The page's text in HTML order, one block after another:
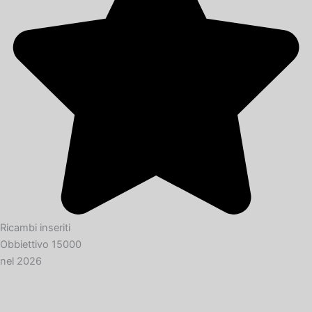
Ricambi inseriti
Obbiettivo 15000
nel 2026